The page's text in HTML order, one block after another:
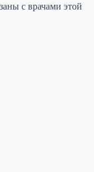
с врачами этой